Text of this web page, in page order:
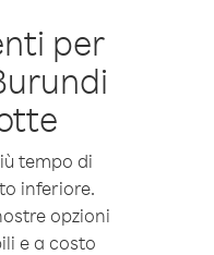
per
tempo di
inferiore.
opzioni
e a costo